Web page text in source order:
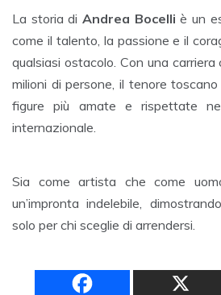
La storia di Andrea Bocelli è un
come il talento, la passione e il
qualsiasi ostacolo. Con una
milioni di persone, il tenore
figure più amate e rispettate
internazionale.
Sia come artista che come
un’impronta indelebile,
solo per chi sceglie di arrendersi.